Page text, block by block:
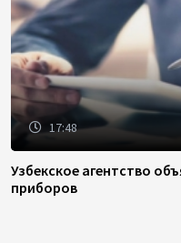
17:48
Узбекское агентство
приборов